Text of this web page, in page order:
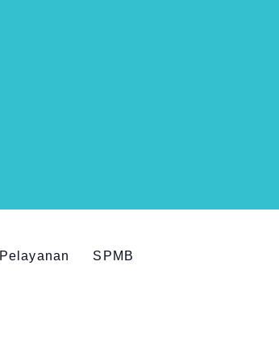
Pelayanan SPMB